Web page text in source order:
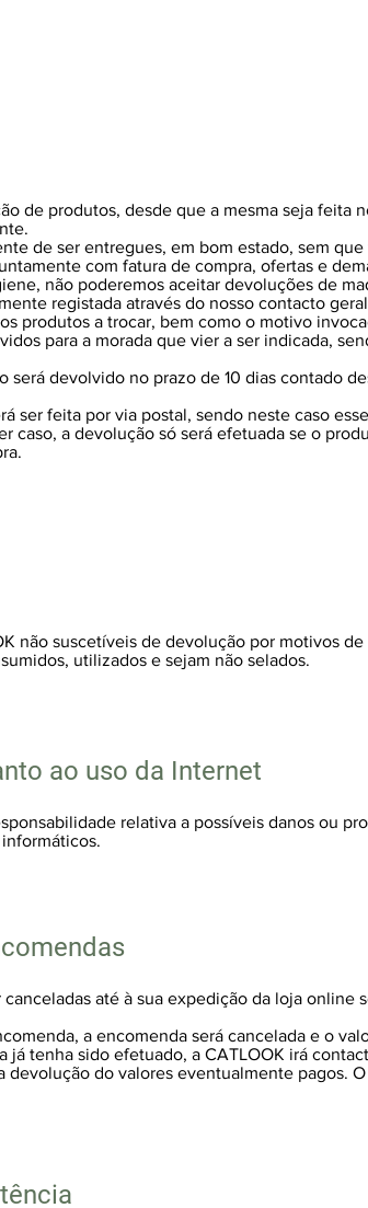
de produtos, desde que a mesma seja feita
de ser entregues, em bom estado, sem
com fatura de compra, ofertas e
não poderemos aceitar devoluções de
registada através do nosso contacto geral
produtos a trocar, bem como o motivo
para a morada que vier a ser indicada,
será devolvido no prazo de 10 dias contado
ser feita por via postal, sendo neste caso
caso, a devolução só será efetuada se o
não suscetíveis de devolução por motivos
utilizados e sejam não selados.
ao uso da Internet
relativa a possíveis danos ou
até à sua expedição da loja online
a encomenda será cancelada e o
já tenha sido efetuado, a CATLOOK irá
devolução do valores eventualmente pagos.